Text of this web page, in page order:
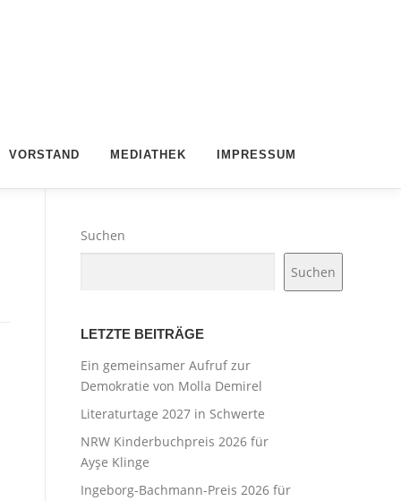
VORSTAND MEDIATHEK IMPRESSUM
Suchen
Suchen
LETZTE BEITRÄGE
Ein gemeinsamer Aufruf zur
Demokratie von Molla Demirel
Literaturtage 2027 in Schwerte
NRW Kinderbuchpreis 2026 für
Ayşe Klinge
Ingeborg-Bachmann-Preis 2026 für